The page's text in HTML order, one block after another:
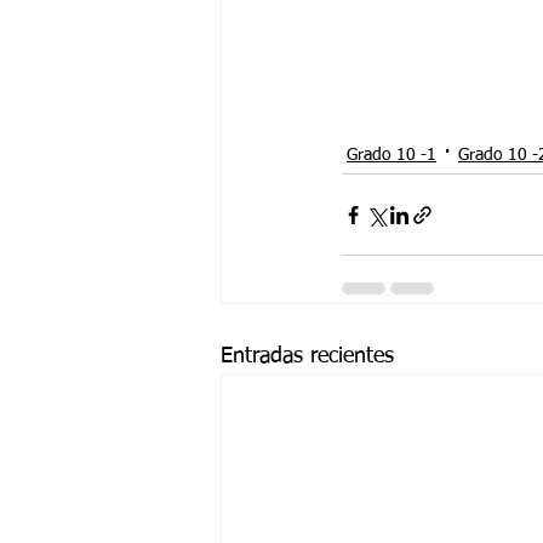
Grado 10 -1 Grado 10 -
Entradas recientes